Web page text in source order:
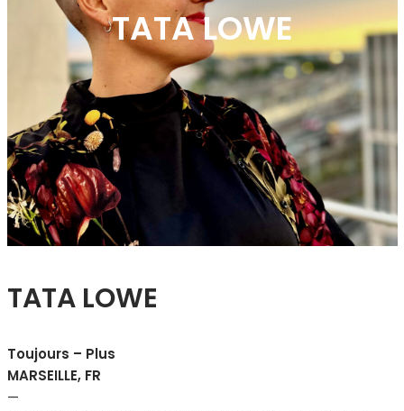
TATA LOWE
TATA LOWE
Toujours – Plus
MARSEILLE, FR
—